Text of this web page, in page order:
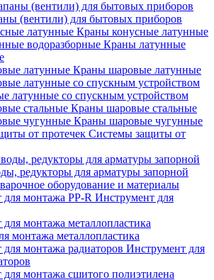
(вентили) для бытовых приборов
Краны конусные латунные
Краны латунные
Краны шаровые латунные
латунные со спускным устройством
Краны шаровые стальные
Краны шаровые чугунные
Системы защиты от
редукторы для арматуры запорной
оборудование и материалы
Инструмент для
монтажа металлопластика
Инструмент для